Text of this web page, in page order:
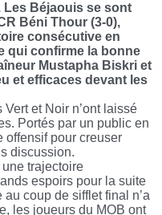
Les Béjaouis se sont
Béni Thour (3-0),
consécutive en
qui confirme la bonne
Mustapha Biskri et
et efficaces devant les
et Noir n’ont laissé
Portés par un public en
offensif pour creuser
discussion.
trajectoire
espoirs pour la suite
coup de sifflet final n’a
les joueurs du MOB ont